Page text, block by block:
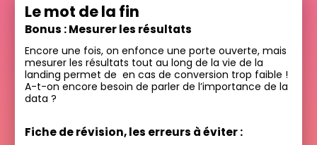
Le mot de la fin
Bonus : Mesurer les résultats
Encore une fois, on enfonce une porte ouverte, mais
mesurer les résultats tout au long de la vie de la
landing permet de en cas de conversion trop faible !
A-t-on encore besoin de parler de l’importance de la
data ?
Fiche de révision, les erreurs à éviter :